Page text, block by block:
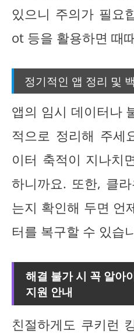
있으니 주의가 필요
ot 등을 활용하면 때
정기적인 앱 정리 및
앱의 임시 데이터나
적으로 정리해 주세
이터 축적이 지나치
하니까요. 또한, 클
는지 확인해 두면 언
터를 복구할 수 있습
해결 불가 시 꼭 알아
지원 안내
친절하게도 쿠키런